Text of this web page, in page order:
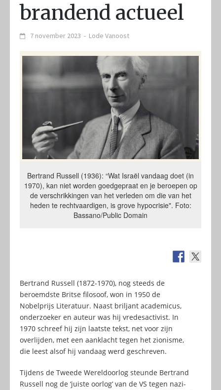
brandend actueel
7 november 2023 - Lode Vanoost
Bertrand Russell (1936): “Wat Israël vandaag doet (in
1970), kan niet worden goedgepraat en je beroepen op
de verschrikkingen van het verleden om die van het
heden te rechtvaardigen, is grove hypocrisie". Foto:
Bassano/Public Domain
Bertrand Russell (1872-1970), nog steeds de
beroemdste Britse filosoof, won in 1950 de
Nobelprijs Literatuur. Naast briljant academicus,
onderzoeker en auteur was hij vredesactivist. In
1970 schreef hij zijn laatste tekst, net voor zijn
overlijden, met een aanklacht tegen het zionisme,
die leest alsof hij vandaag werd geschreven.
Tijdens de Tweede Wereldoorlog steunde Bertrand
Russell nog de ‘juiste oorlog’ van de VS tegen nazi-